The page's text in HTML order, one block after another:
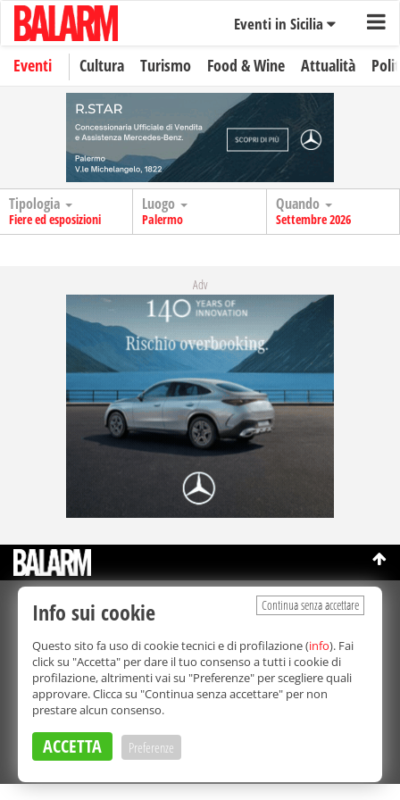
Eventi in Sicilia
Eventi Cultura Turismo Food & Wine Attualità
Tipologia
Fiere ed esposizioni
Luogo
Palermo
Quando
Settembre 2026
Adv
©Copyright 2003-2026
Bmedia Srl
La riproduzione totale o parziale di tutti i contenuti, in qualunque
forma, su qualsiasi supporto è proibita.
Balarm.it è una testata giornalistica registrata. Autorizzazione del
Tribunale di Palermo n° 32 del 21/10/2003
Direttore responsabile:Fabio Ricotta
Privacy e Cookie Policy
Continua senza accettare
Info sui cookie
Questo sito fa uso di cookie tecnici e di profilazione (info). Fai
click su "Accetta" per dare il tuo consenso a tutti i cookie di
profilazione, altrimenti vai su "Preferenze" per scegliere quali
approvare. Clicca su "Continua senza accettare" per non
prestare alcun consenso.
ACCETTA Preferenze